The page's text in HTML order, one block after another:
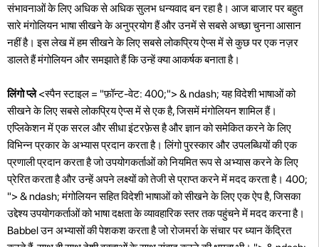
संभावनाओं के लिए अधिक से अधिक सुलभ धन्यवाद बन रहा है। आज बाजार पर बहुत
सारे मंगोलियन भाषा सीखने के अनुप्रयोग हैं और उनमें से सबसे अच्छा चुनना आसान
नहीं है। इस लेख में हम सीखने के लिए सबसे लोकप्रिय ऐप्स में से कुछ पर एक नज़र
डालते हैं मंगोलियन और समझाते हैं कि उन्हें क्या आकर्षक बनाता है।
लिंगो प्ले<स्पैन स्टाइल = "फ़ॉन्ट-वेट: 400;"> & ndash; यह विदेशी भाषाओं को
सीखने के लिए सबसे लोकप्रिय ऐप्स में से एक है, जिसमें मंगोलियन शामिल हैं।
एप्लिकेशन में एक सरल और सीधा इंटरफ़ेस है और ज्ञान को समेकित करने के लिए
विभिन्न प्रकार के अभ्यास प्रदान करता है। लिंगो पुरस्कार और उपलब्धियों की एक
प्रणाली प्रदान करता है जो उपयोगकर्ताओं को नियमित रूप से अभ्यास करने के लिए
प्रेरित करता है और उन्हें अपने लक्ष्यों को तेजी से प्राप्त करने में मदद करता है। 400;
"> & ndash; मंगोलियन सहित विदेशी भाषाओं को सीखने के लिए एक ऐप है, जिसका
उद्देश्य उपयोगकर्ताओं को भाषा दक्षता के व्यावहारिक स्तर तक पहुंचने में मदद करना है।
Babbel उन अभ्यासों की पेशकश करता है जो रोजमर्रा के संचार पर ध्यान केंद्रित